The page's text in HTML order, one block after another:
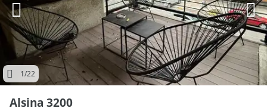
1/22
Alsina 3200